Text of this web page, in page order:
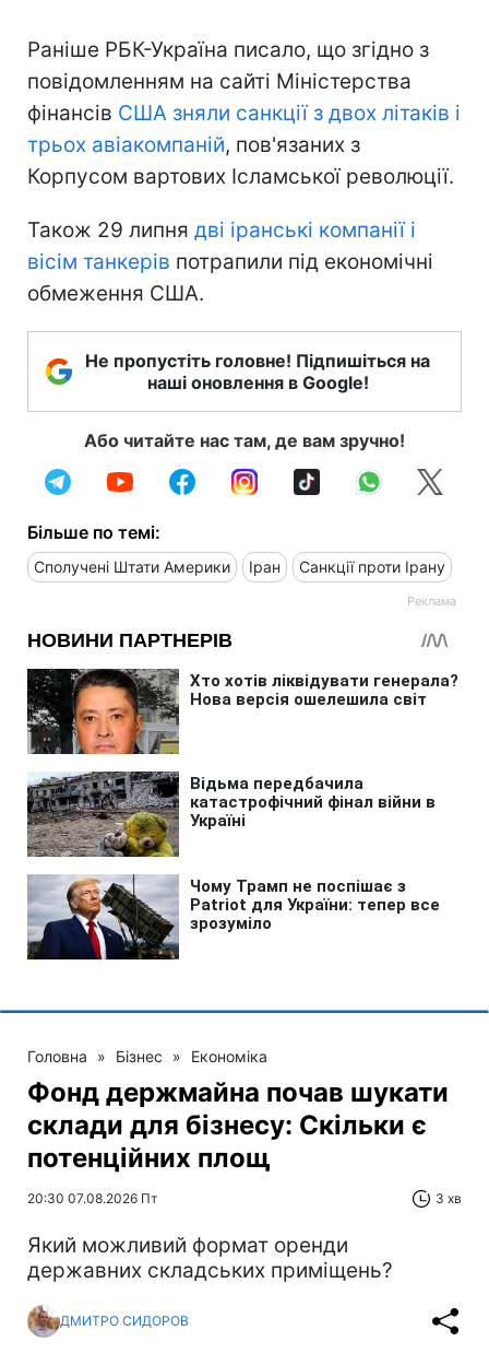
Раніше РБК-Україна писало, що згідно з
повідомленням на сайті Міністерства
фінансів США зняли санкції з двох літаків і
трьох авіакомпаній, пов'язаних з
Корпусом вартових Ісламської революції.
Також 29 липня дві іранські компанії і
вісім танкерів потрапили під економічні
обмеження США.
Не пропустіть головне! Підпишіться на
наші оновлення в Google!
Або читайте нас там, де вам зручно!
Більше по темі:
Сполучені Штати Америки Іран Санкції проти Ірану
Головна » Бізнес » Економіка
Фонд держмайна почав шукати
склади для бізнесу: Скільки є
потенційних площ
20:30 07.08.2026 Пт 3 хв
Який можливий формат оренди
державних складських приміщень?
ДМИТРО СИДОРОВ